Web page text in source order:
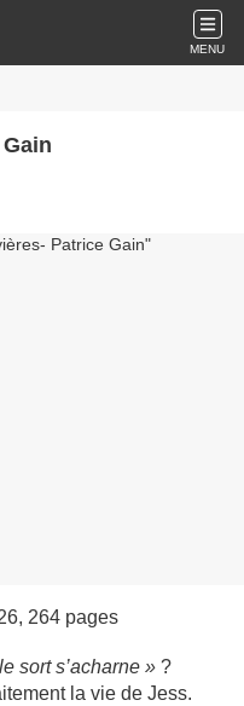
MENU
264 pages
sort s’acharne » ?
la vie de Jess.